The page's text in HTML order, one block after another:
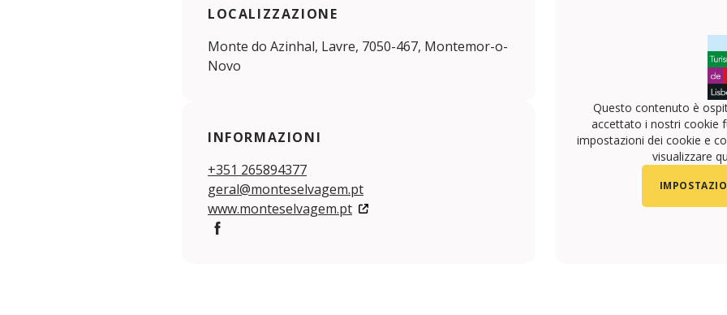
LOCALIZZAZIONE
Monte do Azinhal, Lavre, 7050-467, Montemor-o-
Novo
INFORMAZIONI
+351 265894377
geral@monteselvagem.pt
www.monteselvagem.pt
Questo contenuto è
accettato i nostri cookie
impostazioni dei cookie e
visualizzare